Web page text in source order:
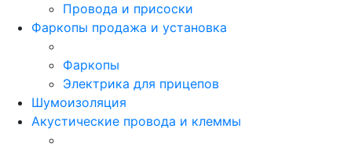
Провода и присоски
Фаркопы продажа и установка
Фаркопы
Электрика для прицепов
Шумоизоляция
Акустические провода и клеммы